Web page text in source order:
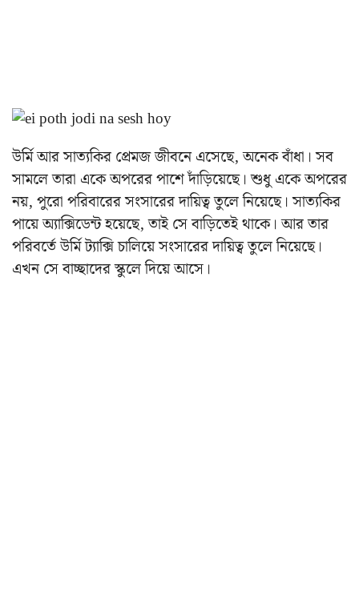
উর্মি আর সাত্যকির প্রেমজ জীবনে এসেছে, অনেক বাঁধা। সব
সামলে তারা একে অপরের পাশে দাঁড়িয়েছে। শুধু একে অপরের
নয়, পুরো পরিবারের সংসারের দায়িত্ব তুলে নিয়েছে। সাত্যকির
পায়ে অ্যাক্সিডেন্ট হয়েছে, তাই সে বাড়িতেই থাকে। আর তার
পরিবর্তে উর্মি ট্যাক্সি চালিয়ে সংসারের দায়িত্ব তুলে নিয়েছে।
এখন সে বাচ্ছাদের স্কুলে দিয়ে আসে।